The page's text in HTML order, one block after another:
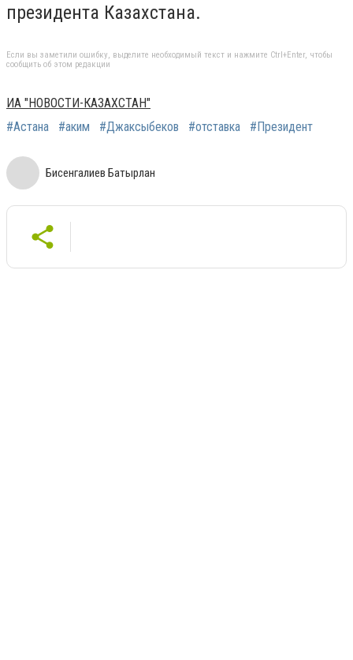
президента Казахстана.
Если вы заметили ошибку, выделите необходимый текст и нажмите Ctrl+Enter, чтобы
сообщить об этом редакции
ИА "НОВОСТИ-КАЗАХСТАН"
#Астана
#аким #Джаксыбеков #отставка #Президент
Бисенгалиев Батырлан